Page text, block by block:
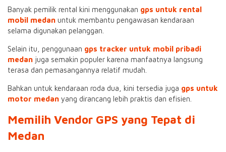
Banyak pemilik rental kini menggunakan gps untuk rental
mobil medan untuk membantu pengawasan kendaraan
selama digunakan pelanggan.
Selain itu, penggunaan gps tracker untuk mobil pribadi
medan juga semakin populer karena manfaatnya langsung
terasa dan pemasangannya relatif mudah.
Bahkan untuk kendaraan roda dua, kini tersedia juga gps untuk
motor medan yang dirancang lebih praktis dan efisien.
Memilih Vendor GPS yang Tepat di
Medan